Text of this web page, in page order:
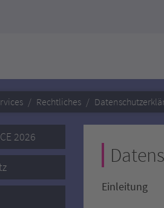
Rechtliches
2026
Einleitung